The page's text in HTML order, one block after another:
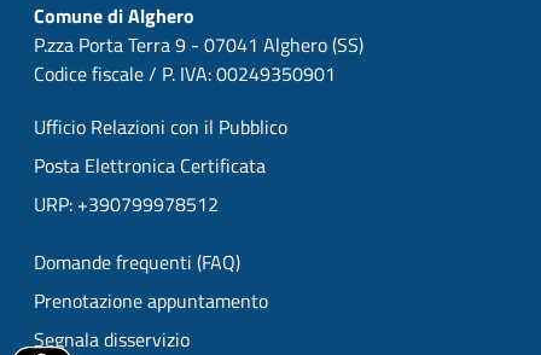
Comune di Alghero
P.zza Porta Terra 9 - 07041 Alghero (SS)
Codice fiscale / P. IVA: 00249350901
Ufficio Relazioni con il Pubblico
Posta Elettronica Certificata
URP: +390799978512
Domande frequenti (FAQ)
Prenotazione appuntamento
Segnala disservizio